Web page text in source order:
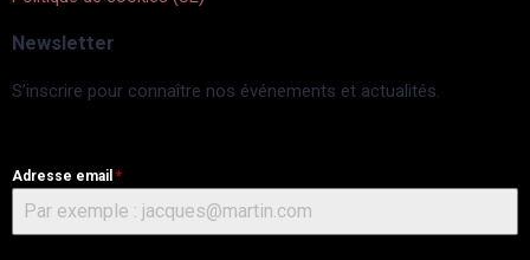
Newsletter
S’inscrire pour connaître nos événements et actualités.
Adresse email *